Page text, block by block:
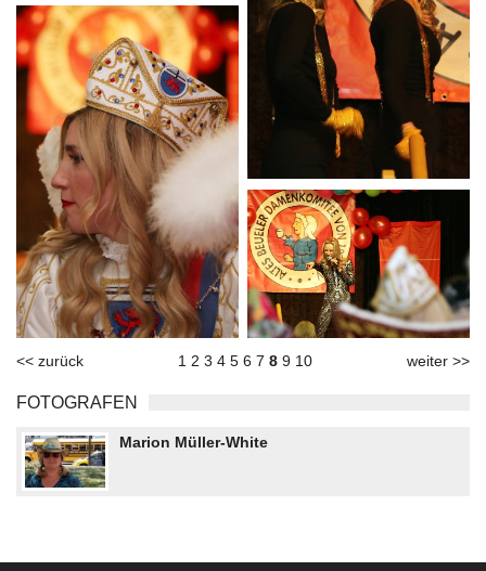
<< zurück 1 2 3 4 5 6 7 8 9 10 weiter >>
FOTOGRAFEN
Marion Müller-White